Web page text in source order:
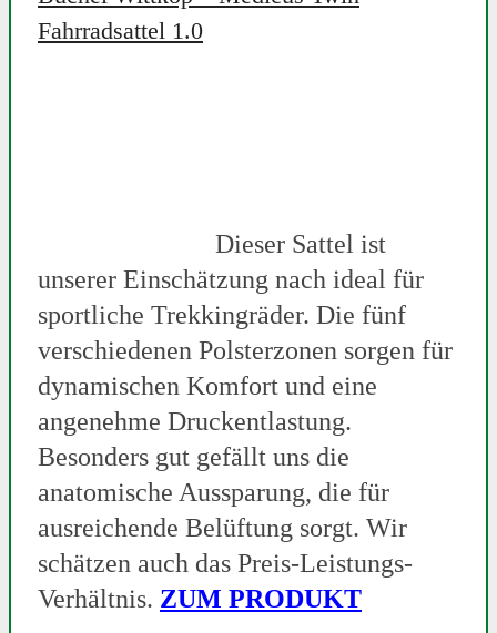
Fahrradsattel 1.0
Dieser Sattel ist
unserer Einschätzung nach ideal für
sportliche Trekkingräder. Die fünf
verschiedenen Polsterzonen sorgen für
dynamischen Komfort und eine
angenehme Druckentlastung.
Besonders gut gefällt uns die
anatomische Aussparung, die für
ausreichende Belüftung sorgt. Wir
schätzen auch das Preis-Leistungs-
Verhältnis. ZUM PRODUKT